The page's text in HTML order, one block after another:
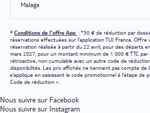
Malaga
* Conditions de l'offre App : *30 € de réduction par
réservations effectuées sur l'application TUI France. Offre
réservation réalisée à partir du 22 avril, pour des départs
mars 2027, pour un montant minimum de 1 000 € TTC
rétroactive, non cumulable avec un autre code de
disponibilités. Les prix affichés ne tiennent pas compte de
s'applique en saisissant le code promotionnel à l'étape de
Code de réduction ».
Nous suivre sur Facebook
Nous suivre sur Instagram